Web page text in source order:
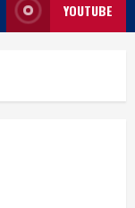
YOUTUBE